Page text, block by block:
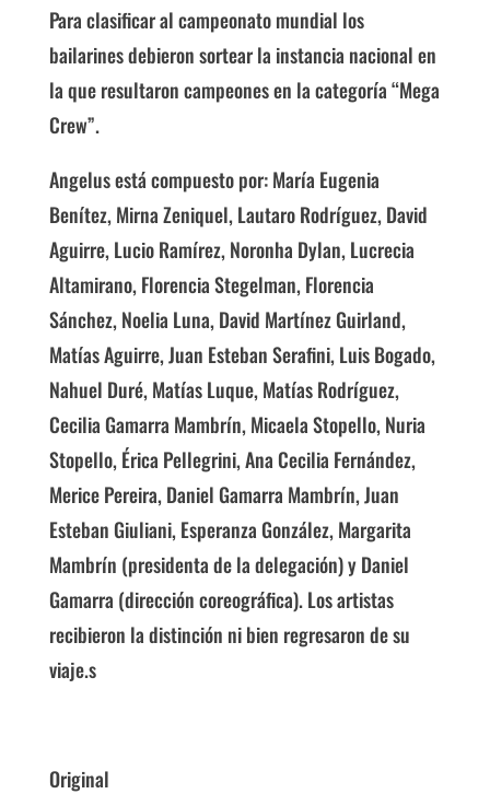
Para clasificar al campeonato mundial los
bailarines debieron sortear la instancia na­cional en
la que resultaron campeones en la categoría “Mega
Crew”.
Angelus está compuesto por: María Eu­genia
Benítez, Mirna Zeniquel, Lautaro Rodríguez, David
Aguirre, Lucio Ramí­rez, Noronha Dylan, Lucrecia
Altamirano, Florencia Stegelman, Florencia
Sánchez, Noelia Luna, David Martínez Guirland,
Matías Aguirre, Juan Esteban Serafini, Luis Bogado,
Nahuel Duré, Matías Luque, Matías Rodríguez,
Cecilia Gamarra Mambrín, Mi­caela Stopello, Nuria
Stopello, Érica Pelle­grini, Ana Cecilia Fernández,
Merice Perei­ra, Daniel Gamarra Mambrín, Juan
Esteban Giuliani, Esperanza González, Margarita
Mambrín (presidenta de la delegación) y Daniel
Gamarra (dirección coreográfica). Los artistas
recibieron la distinción ni bien regresaron de su
viaje.s
Original